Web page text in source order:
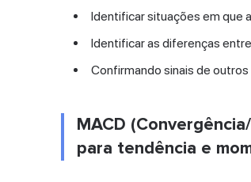
Identificar situações em que
Identificar as diferenças
Confirmando sinais de
MACD
para tendência e